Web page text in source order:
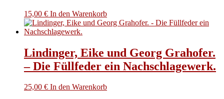
15,00 € In den Warenkorb
Lindinger, Eike und Georg Grahofer.
– Die Füllfeder ein Nachschlagewerk.
25,00 € In den Warenkorb